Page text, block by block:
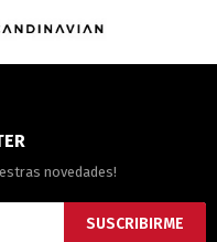
novedades!
SUSCRIBIRME